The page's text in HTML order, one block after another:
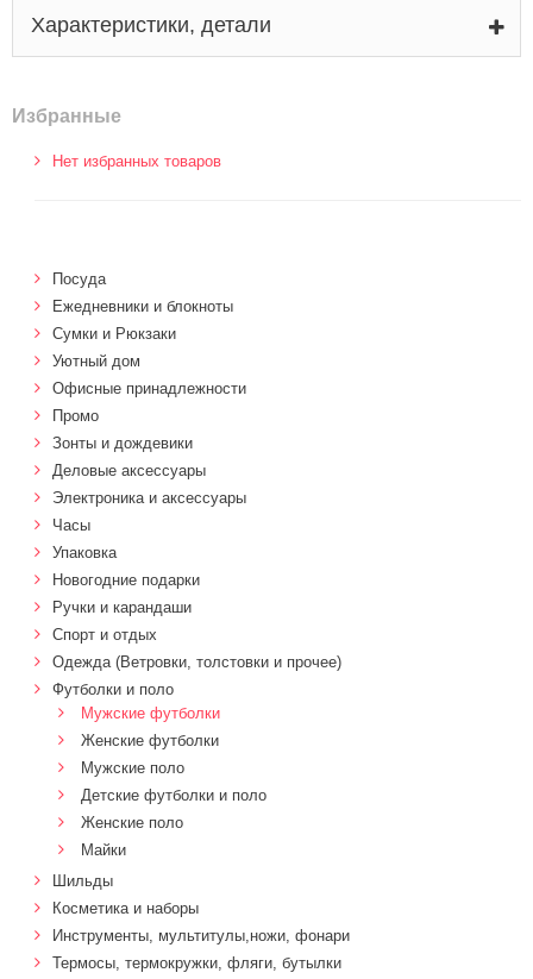
Характеристики, детали
Избранные
Нет избранных товаров
Посуда
Ежедневники и блокноты
Сумки и Рюкзаки
Уютный дом
Офисные принадлежности
Промо
Зонты и дождевики
Деловые аксессуары
Электроника и аксессуары
Часы
Упаковка
Новогодние подарки
Ручки и карандаши
Спорт и отдых
Одежда (Ветровки, толстовки и прочее)
Футболки и поло
Мужские футболки
Женские футболки
Мужские поло
Детские футболки и поло
Женские поло
Майки
Шильды
Косметика и наборы
Инструменты, мультитулы,ножи, фонари
Термосы, термокружки, фляги, бутылки